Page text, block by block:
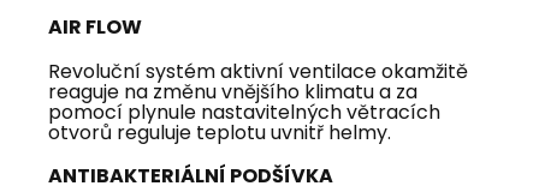
AIR FLOW
Revoluční systém aktivní ventilace okamžitě
reaguje na změnu vnějšího klimatu a za
pomocí plynule nastavitelných větracích
otvorů reguluje teplotu uvnitř helmy.
ANTIBAKTERIÁLNÍ PODŠÍVKA